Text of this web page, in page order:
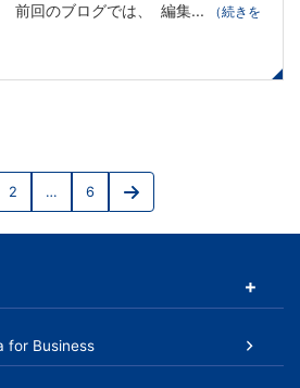
前回のブログでは、 編集...
（続きを
投
稿
ジ
Page
2 …
Page
6
Next
for Business